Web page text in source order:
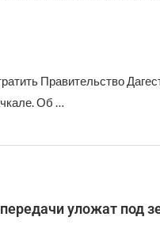
Правительство
Об …
уложат под